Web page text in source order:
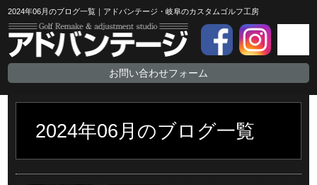
2024年06月のブログ一覧｜アドバンテージ・岐阜のカスタムゴルフ工房
お問い合わせフォーム
2024年06月のブログ一覧